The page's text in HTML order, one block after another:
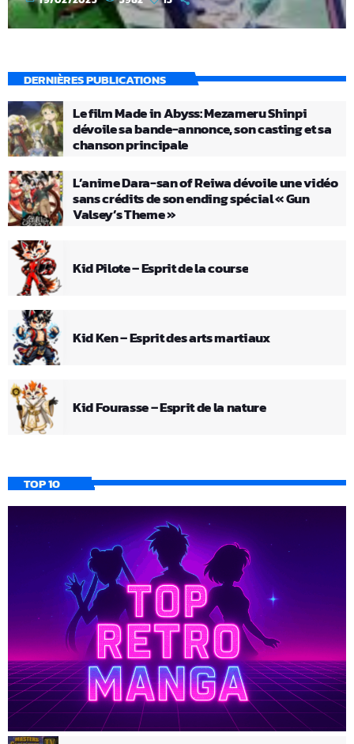
DERNIÈRES PUBLICATIONS
Le film Made in Abyss: Mezameru Shinpi
dévoile sa bande-annonce, son casting et sa
chanson principale
L’anime Dara-san of Reiwa dévoile une vidéo
sans crédits de son ending spécial « Gun
Valsey’s Theme »
Kid Pilote – Esprit de la course
Kid Ken – Esprit des arts martiaux
Kid Fourasse – Esprit de la nature
TOP 10